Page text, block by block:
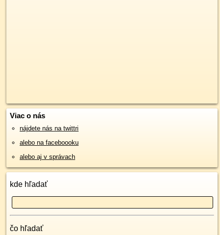
Viac o nás
nájdete nás na twittri
alebo na faceboooku
alebo aj v správach
kde hľadať
čo hľadať